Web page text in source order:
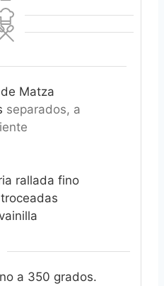
Matza
separados, a
rallada fino
a 350 grados.